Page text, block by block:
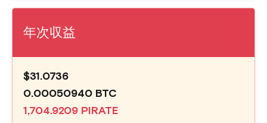
年次収益
$31.0736
0.00050940 BTC
1,704.9209 PIRATE